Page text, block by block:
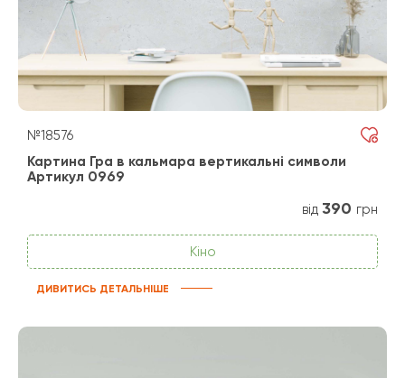
№18576
Картина Гра в кальмара вертикальні символи
Артикул 0969
від 390 грн
Кіно
ДИВИТИСЬ ДЕТАЛЬНІШЕ